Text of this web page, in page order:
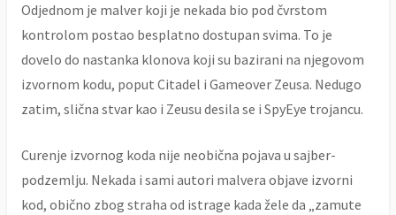
Odjednom je malver koji je nekada bio pod čvrstom
kontrolom postao besplatno dostupan svima. To je
dovelo do nastanka klonova koji su bazirani na njegovom
izvornom kodu, poput Citadel i Gameover Zeusa. Nedugo
zatim, slična stvar kao i Zeusu desila se i SpyEye trojancu.
Curenje izvornog koda nije neobična pojava u sajber-
podzemlju. Nekada i sami autori malvera objave izvorni
kod, obično zbog straha od istrage kada žele da „zamute